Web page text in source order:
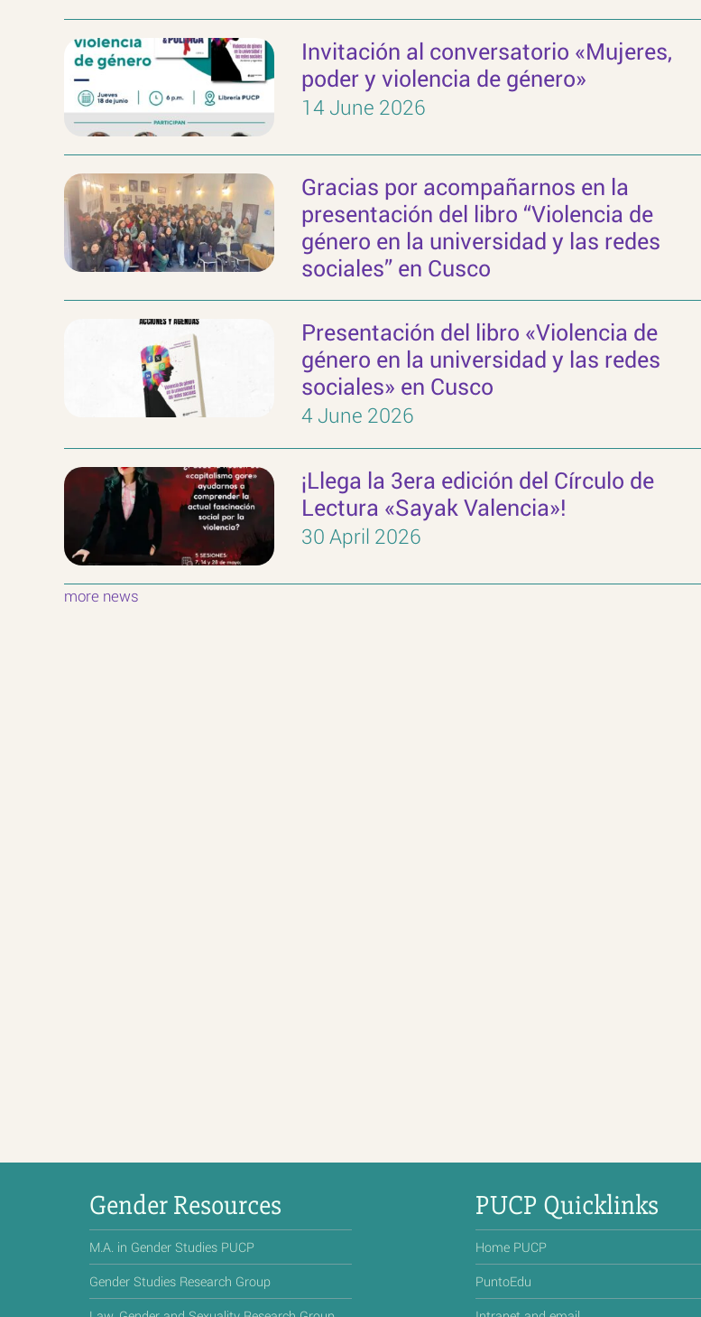
Invitación al conversatorio «Mujeres,
poder y violencia de género»
14 June 2026
Gracias por acompañarnos en la
presentación del libro “Violencia de
género en la universidad y las redes
sociales” en Cusco
Presentación del libro «Violencia de
género en la universidad y las redes
sociales» en Cusco
4 June 2026
¡Llega la 3era edición del Círculo de
Lectura «Sayak Valencia»!
30 April 2026
more news
Gender Resources
M.A. in Gender Studies PUCP
Gender Studies Research Group
PUCP Quicklinks
Home PUCP
PuntoEdu